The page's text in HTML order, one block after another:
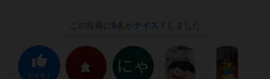
この投稿に 9名がナイス！ しました
ナイス！